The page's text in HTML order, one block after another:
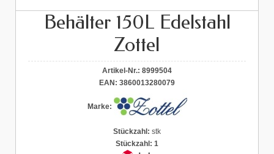
Behälter 150L Edelstahl
Zottel
Artikel-Nr.: 8999504
EAN: 3860013280079
Marke:
Stückzahl: stk
Stückzahl: 1